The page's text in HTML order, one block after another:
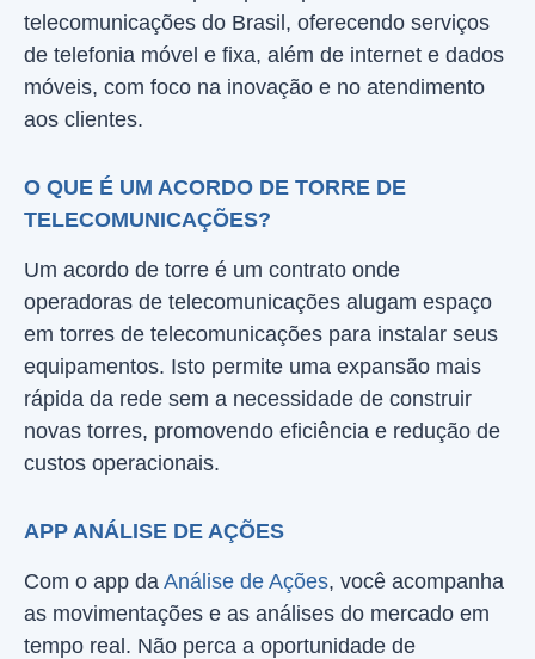
telecomunicações do Brasil, oferecendo serviços
de telefonia móvel e fixa, além de internet e dados
móveis, com foco na inovação e no atendimento
aos clientes.
O QUE É UM ACORDO DE TORRE DE
TELECOMUNICAÇÕES?
Um acordo de torre é um contrato onde
operadoras de telecomunicações alugam espaço
em torres de telecomunicações para instalar seus
equipamentos. Isto permite uma expansão mais
rápida da rede sem a necessidade de construir
novas torres, promovendo eficiência e redução de
custos operacionais.
APP ANÁLISE DE AÇÕES
Com o app da Análise de Ações, você acompanha
as movimentações e as análises do mercado em
tempo real. Não perca a oportunidade de